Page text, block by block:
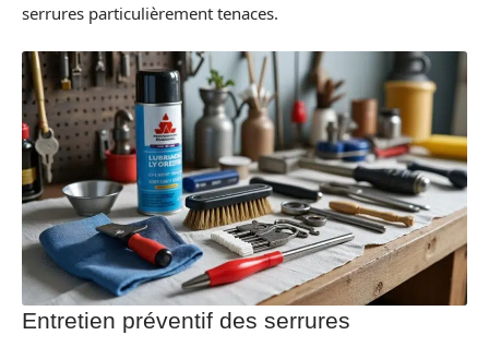
serrures particulièrement tenaces.
Entretien préventif des serrures